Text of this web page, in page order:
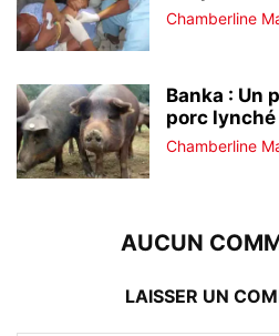
Chamberline
Banka : Un
porc lynché
Chamberline
AUCUN
LAISSER UN